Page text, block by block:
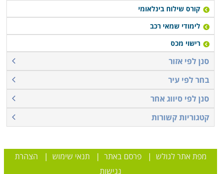
קורס שילוח בינלאומי
לימודי שמאי רכב
רישוי מכס
סנן לפי אזור
בחר לפי עיר
סנן לפי סיווג אחר
קטגוריות קשורות
מפת אתר לגולש |פרסם באתר | תנאי שימוש | הצהרת
נגישות